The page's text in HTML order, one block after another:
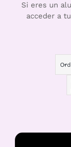
Si eres un
acceder a